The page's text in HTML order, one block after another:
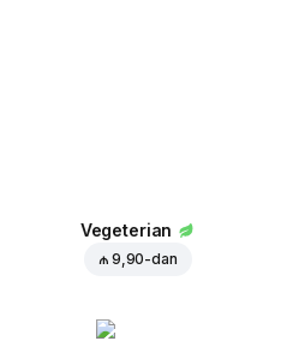
Vegeterian
₼ 9,90-dan